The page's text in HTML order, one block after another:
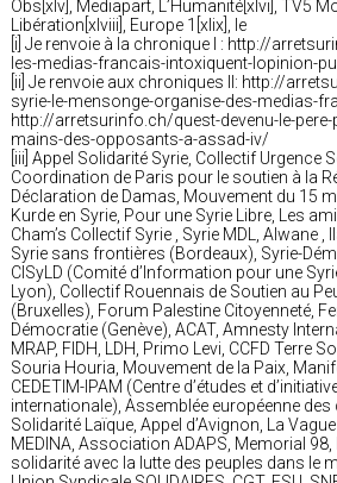
Obs[xlv], Mediapart, L’Humanité[xlvi], TV5
Libération[xlviii], Europe 1[xlix], le
[i] Je renvoie à la chronique I : http://
les-medias-francais-intoxiquent-lopinion-
[ii] Je renvoie aux chroniques II: http://
syrie-le-mensonge-organise-des-medias-
http://arretsurinfo.ch/quest-devenu-le-
mains-des-opposants-a-assad-iv/
[iii] Appel Solidarité Syrie, Collectif Urgence
Coordination de Paris pour le soutien à la
Déclaration de Damas, Mouvement du 15
Kurde en Syrie, Pour une Syrie Libre, Les
Cham’s Collectif Syrie , Syrie MDL, Alwane ,
Syrie sans frontières (Bordeaux), Syrie-
CISyLD (Comité d’Information pour une
Lyon), Collectif Rouennais de Soutien au
(Bruxelles), Forum Palestine Citoyenneté,
Démocratie (Genève), ACAT, Amnesty
MRAP, FIDH, LDH, Primo Levi, CCFD Terre
Souria Houria, Mouvement de la Paix,
CEDETIM-IPAM (Centre d’études et
internationale), Assemblée européenne des
Solidarité Laïque, Appel d’Avignon, La
MEDINA, Association ADAPS, Memorial
solidarité avec la lutte des peuples dans le